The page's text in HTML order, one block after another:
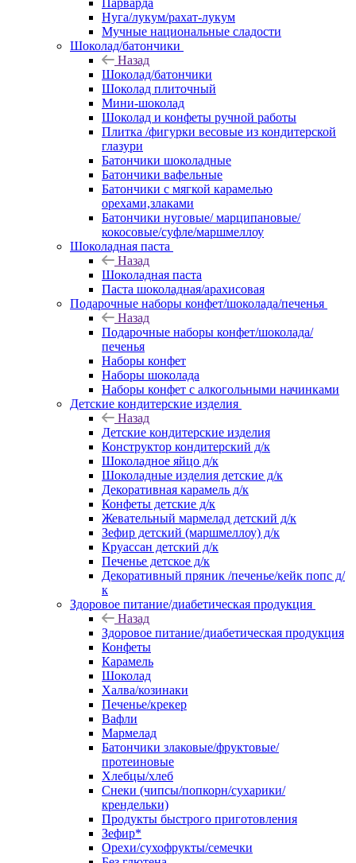
Парварда
Нуга/лукум/рахат-лукум
Мучные национальные сладости
Шоколад/батончики
Назад
Шоколад/батончики
Шоколад плиточный
Мини-шоколад
Шоколад и конфеты ручной работы
Плитка /фигурки весовые из кондитерской
глазури
Батончики шоколадные
Батончики вафельные
Батончики с мягкой карамелью
орехами,злаками
Батончики нуговые/ марципановые/
кокосовые/суфле/маршмеллоу
Шоколадная паста
Назад
Шоколадная паста
Паста шоколадная/арахисовая
Подарочные наборы конфет/шоколада/печенья
Назад
Подарочные наборы конфет/шоколада/
печенья
Наборы конфет
Наборы шоколада
Наборы конфет с алкогольными начинками
Детские кондитерские изделия
Назад
Детские кондитерские изделия
Конструктор кондитерский д/к
Шоколадное яйцо д/к
Шоколадные изделия детские д/к
Декоративная карамель д/к
Конфеты детские д/к
Жевательный мармелад детский д/к
Зефир детский (маршмеллоу) д/к
Круассан детский д/к
Печенье детское д/к
Декоративный пряник /печенье/кейк попс д/
к
Здоровое питание/диабетическая продукция
Назад
Здоровое питание/диабетическая продукция
Конфеты
Карамель
Шоколад
Халва/козинаки
Печенье/крекер
Вафли
Мармелад
Батончики злаковые/фруктовые/
протеиновые
Хлебцы/хлеб
Снеки (чипсы/попкорн/сухарики/
крендельки)
Продукты быстрого приготовления
Зефир*
Орехи/сухофрукты/семечки